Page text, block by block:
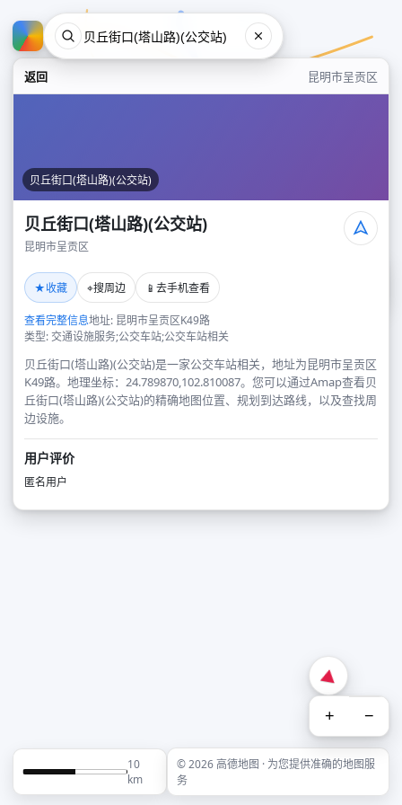
返回 昆明市呈贡区
贝丘街口(塔山路)(公交站)
贝丘街口(塔山路)(公交站)
昆明市呈贡区
★收藏 ⌖搜周边 📱 去手机查看
查看完整信息地址: 昆明市呈贡区K49路
类型: 交通设施服务;公交车站;公交车站相关
贝丘街口(塔山路)(公交站)是一家公交车站相关，地址为昆明市呈贡区
K49路。地理坐标：24.789870,102.810087。您可以通过Amap查看贝
丘街口(塔山路)(公交站)的精确地图位置、规划到达路线，以及查找周
边设施。
用户评价
匿名用户
+ −
10
km
© 2026 高德地图 · 为您提供准确的地图服
务